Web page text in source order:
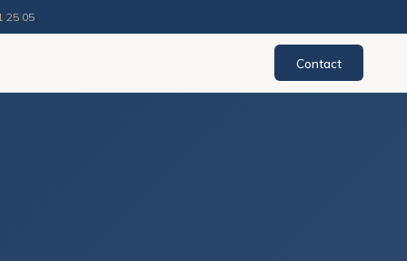
25 05
Contact